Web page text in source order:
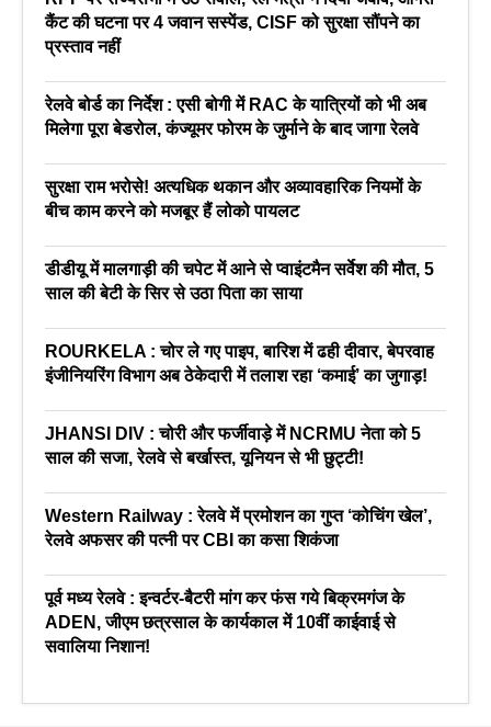
कैंट की घटना पर 4 जवान सस्पेंड, CISF को सुरक्षा सौंपने का
प्रस्ताव नहीं
रेलवे बोर्ड का निर्देश : एसी बोगी में RAC के यात्रियों को भी अब
मिलेगा पूरा बेडरोल, कंज्यूमर फोरम के जुर्माने के बाद जागा रेलवे
सुरक्षा राम भरोसे! अत्यधिक थकान और अव्यावहारिक नियमों के
बीच काम करने को मजबूर हैं लोको पायलट
डीडीयू में मालगाड़ी की चपेट में आने से प्वाइंटमैन सर्वेश की मौत, 5
साल की बेटी के सिर से उठा पिता का साया
ROURKELA : चोर ले गए पाइप, बारिश में ढही दीवार, बेपरवाह
इंजीनियरिंग विभाग अब ठेकेदारी में तलाश रहा ‘कमाई’ का जुगाड़!
JHANSI DIV : चोरी और फर्जीवाड़े में NCRMU नेता को 5
साल की सजा, रेलवे से बर्खास्त, यूनियन से भी छुट्टी!
Western Railway : रेलवे में प्रमोशन का गुप्त ‘कोचिंग खेल’,
रेलवे अफसर की पत्नी पर CBI का कसा शिकंजा
पूर्व मध्य रेलवे : इन्वर्टर-बैटरी मांग कर फंस गये बिक्रमगंज के
ADEN, जीएम छत्रसाल के कार्यकाल में 10वीं काईवाई से
सवालिया निशान!